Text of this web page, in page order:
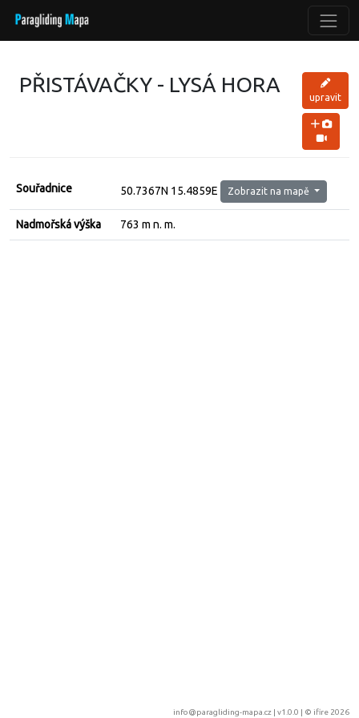
PŘISTÁVAČKY - LYSÁ HORA
upravit
Souřadnice 50.7367N 15.4859E Zobrazit na mapě
Nadmořská výška 763 m n. m.
info@paragliding-mapa.cz | v1.0.0 | © ifire 2026